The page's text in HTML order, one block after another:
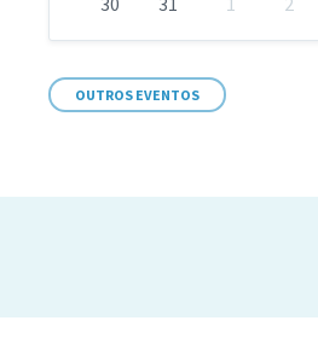
dias
corridos
OUTROS EVENTOS